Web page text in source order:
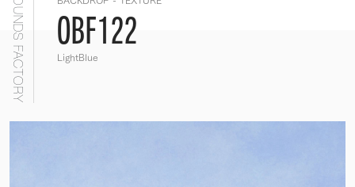
OBF122
LightBlue